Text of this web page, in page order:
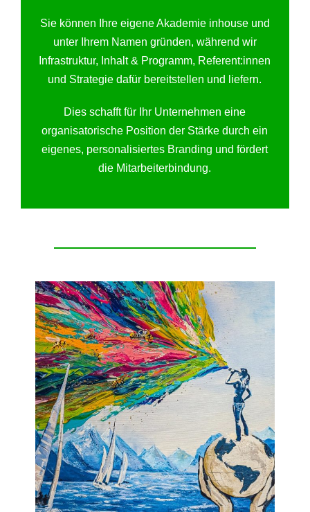
Sie können Ihre eigene Akademie inhouse und
unter Ihrem Namen gründen, während wir
Infrastruktur, Inhalt & Programm, Referent:innen
und Strategie dafür bereitstellen und liefern.
Dies schafft für Ihr Unternehmen eine
organisatorische Position der Stärke durch ein
eigenes, personalisiertes Branding und fördert
die Mitarbeiterbindung.